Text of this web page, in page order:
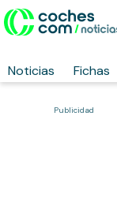
Noticias Fichas
Publicidad